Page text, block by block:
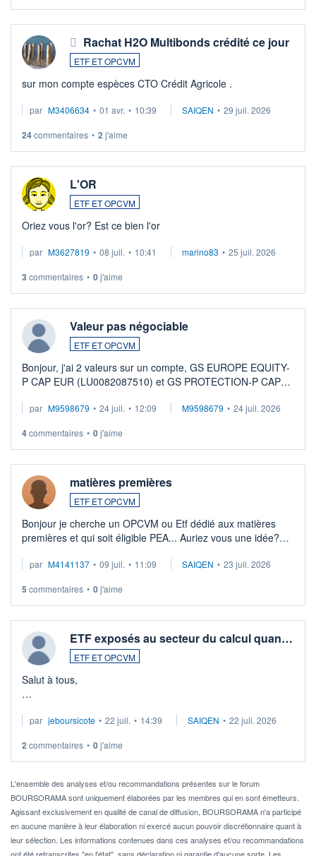
Rachat H2O Multibonds crédité ce jour
ETF ET OPCVM
sur mon compte espèces CTO Crédit Agricole .
par M3406634 • 01 avr. • 10:39 SAIQEN • 29 juil. 2026
24commentaires • 2 j'aime
L'OR
ETF ET OPCVM
Oriez vous l'or? Est ce bien l'or
par M3627819 • 08 juil. • 10:41 marino83 • 25 juil. 2026
3 commentaires • 0j'aime
Valeur pas négociable
ETF ET OPCVM
Bonjour, j'ai 2 valeurs sur un compte, GS EUROPE EQUITY-
P CAP EUR (LU0082087510) et GS PROTECTION-P CAP
veux procéder à la vente, on me signale ...
par M9598679 • 24 juil. • 12:09 M9598679 • 24 juil. 2026
4commentaires • 0j'aime
matières premières
ETF ET OPCVM
Bonjour je cherche un OPCVM ou Etf dédié aux matières
premières et qui soit éligible PEA... Auriez vous une idée?
par M4141137 • 09 juil. • 11:09 SAIQEN • 23 juil. 2026
5 commentaires • 0j'aime
ETF exposés au secteur du calcul quan…
ETF ET OPCVM
Salut à tous,
via un ETF plutôt que des actions individuelles.
Idéalement, je voudrais qu'il soit éligible au PEA.
Pour l' ...
par jeboursicote • 22 juil. • 14:39 SAIQEN • 22 juil. 2026
2 commentaires • 0j'aime
L'ensemble des analyses et/ou recommandations présentes sur le forum
BOURSORAMA sont uniquement élaborées par les membres qui en sont émetteurs.
Agissant exclusivement en qualité de canal de diffusion, BOURSORAMA n'a participé
en aucune manière à leur élaboration ni exercé aucun pouvoir discrétionnaire quant à
leur sélection. Les informations contenues dans ces analyses et/ou recommandations